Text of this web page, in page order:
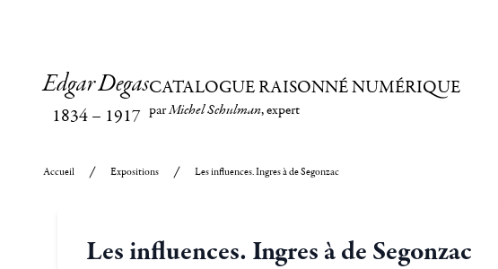
Edgar Degas
1834– 1917
CATALOGUE RAISONNÉ NUMÉRIQUE
parMichel Schulman, expert
Accueil Expositions Les influences. Ingres à de Segonzac
Les influences. Ingres à de Segonzac